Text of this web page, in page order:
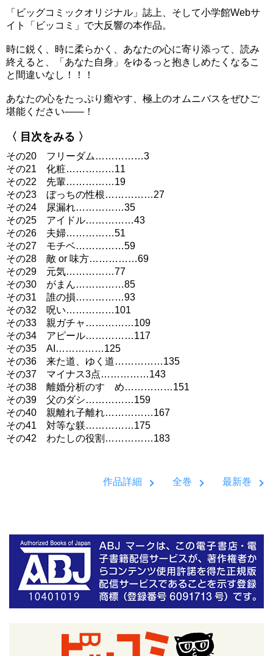
「ビッグコミックオリジナル」誌上、そして小学館Webサ
イト「ビッコミ」で大反響の本作品。
時に鋭く、時に柔らかく、あなたの心に寄り添って、読み
終えると、「あなた自身」をゆるっと抱きしめたくなるこ
と間違いなし！！！
あなたの心をたっぷり癒やす、極上のオムニバスをぜひご
堪能ください――！
〈 目次をみる 〉
その20 フリーダム……………3
その21 化粧……………11
その22 先輩……………19
その23 ぼっちの性根……………27
その24 尿漏れ……………35
その25 アイドル……………43
その26 夫婦……………51
その27 モチベ……………59
その28 敵 or 味方……………69
その29 元気……………77
その30 がまん……………85
その31 誰の損……………93
その32 呪い……………101
その33 親ガチャ……………109
その34 アピール……………117
その35 AI……………125
その36 来た道、ゆく道……………135
その37 マイナス3点……………143
その38 離婚分析のすゝめ……………151
その39 父のダシ……………159
その40 親離れ子離れ……………167
その41 対等な躾……………175
その42 わたしの役割……………183
作品詳細 全巻 最新巻